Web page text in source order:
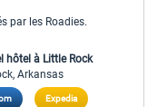
par les Roadies.
hôtel à Little Rock
Arkansas
Expedia